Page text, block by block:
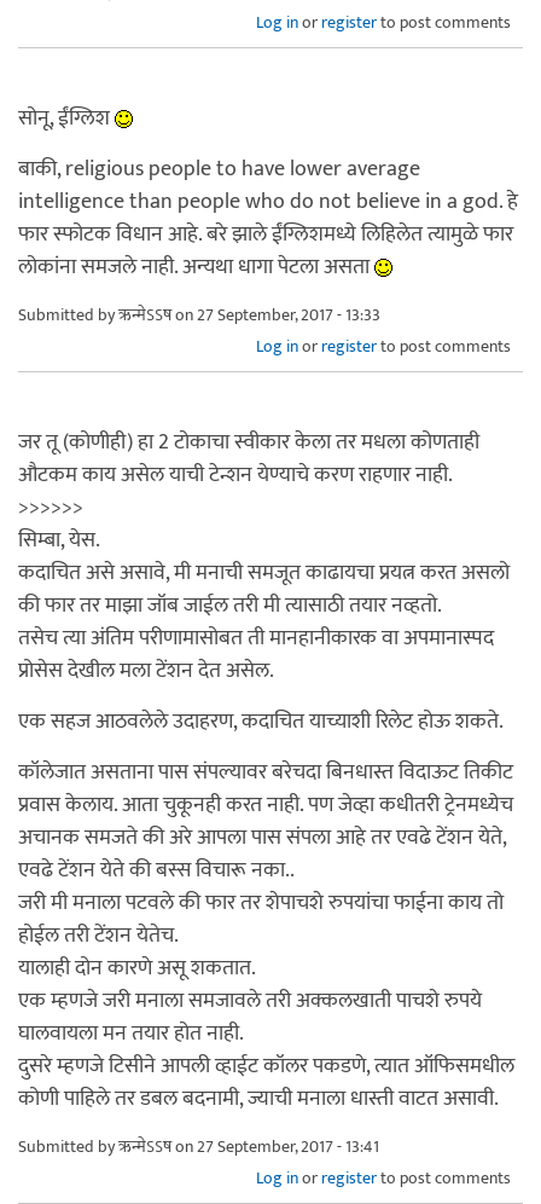
Log inorregisterto post comments
सोनू, ईंग्लिश
बाकी, religious people to have lower average
intelligence than people who do not believe in a god. हे
फार स्फोटक विधान आहे. बरे झाले ईंग्लिशमध्ये लिहिलेत त्यामुळे फार
लोकांना समजले नाही. अन्यथा धागा पेटला असता
Submitted byऋन्मेऽऽषon 27 September, 2017 - 13:33
Log inorregisterto post comments
जर तू (कोणीही) हा 2 टोकाचा स्वीकार केला तर मधला कोणताही
औटकम काय असेल याची टेन्शन येण्याचे करण राहणार नाही.
>>>>>>
सिम्बा, येस.
कदाचित असे असावे, मी मनाची समजूत काढायचा प्रयत्न करत असलो
की फार तर माझा जॉब जाईल तरी मी त्यासाठी तयार नव्हतो.
तसेच त्या अंतिम परीणामासोबत ती मानहानीकारक वा अपमानास्पद
प्रोसेस देखील मला टेंशन देत असेल.
एक सहज आठवलेले उदाहरण, कदाचित याच्याशी रिलेट होऊ शकते.
कॉलेजात असताना पास संपल्यावर बरेचदा बिनधास्त विदाऊट तिकीट
प्रवास केलाय. आता चुकूनही करत नाही. पण जेव्हा कधीतरी ट्रेनमध्येच
अचानक समजते की अरे आपला पास संपला आहे तर एवढे टेंशन येते,
एवढे टेंशन येते की बस्स विचारू नका..
जरी मी मनाला पटवले की फार तर शेपाचशे रुपयांचा फाईना काय तो
होईल तरी टेंशन येतेच.
यालाही दोन कारणे असू शकतात.
एक म्हणजे जरी मनाला समजावले तरी अक्कलखाती पाचशे रुपये
घालवायला मन तयार होत नाही.
दुसरे म्हणजे टिसीने आपली व्हाईट कॉलर पकडणे, त्यात ऑफिसमधील
कोणी पाहिले तर डबल बदनामी, ज्याची मनाला धास्ती वाटत असावी.
Submitted byऋन्मेऽऽषon 27 September, 2017 - 13:41
Log inorregisterto post comments